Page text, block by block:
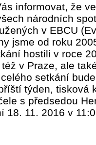
informovat, že
národních
v EBCU
jsme od roku
hostili v roce
v Praze, ale
setkání
týden, tisková
s předsedou
18. 11. 2016 v